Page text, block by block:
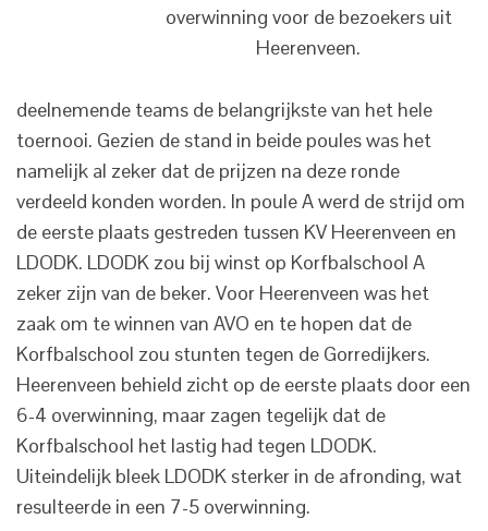
overwinning voor de bezoekers uit
Heerenveen.
deelnemende teams de belangrijkste van het hele
toernooi. Gezien de stand in beide poules was het
namelijk al zeker dat de prijzen na deze ronde
verdeeld konden worden. In poule A werd de strijd om
de eerste plaats gestreden tussen KV Heerenveen en
LDODK. LDODK zou bij winst op Korfbalschool A
zeker zijn van de beker. Voor Heerenveen was het
zaak om te winnen van AVO en te hopen dat de
Korfbalschool zou stunten tegen de Gorredijkers.
Heerenveen behield zicht op de eerste plaats door een
6-4 overwinning, maar zagen tegelijk dat de
Korfbalschool het lastig had tegen LDODK.
Uiteindelijk bleek LDODK sterker in de afronding, wat
resulteerde in een 7-5 overwinning.